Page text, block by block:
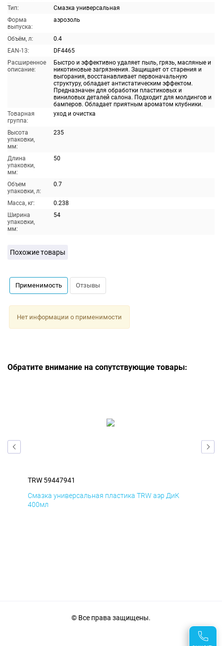
Тип:
Смазка универсальная
Форма
выпуска:
аэрозоль
Объём, л:
0.4
EAN-13:
DF4465
Расширенное
описание:
Быстро и эффективно удаляет пыль, грязь, масляные и
никотиновые загрязнения. Защищает от старения и
выгорания, восстанавливает первоначальную
структуру, обладает антистатическим эффектом.
Предназначен для обработки пластиковых и
виниловых деталей салона. Подходит для молдингов и
бамперов. Обладает приятным ароматом клубники.
Товарная
группа:
уход и очистка
Высота
упаковки,
мм:
235
Длина
упаковки,
мм:
50
Объем
упаковки, л:
0.7
Масса, кг:
0.238
Ширина
упаковки,
мм:
54
Похожие товары
Применимость Отзывы
Нет информации о применимости
Обратите внимание на сопутствующие товары:
TRW 59447941
Смазка универсальная пластика TRW аэр ДиК
400мл
© Все права защищены.